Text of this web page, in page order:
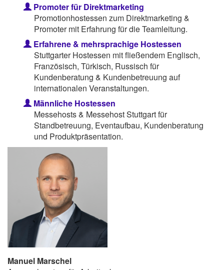
Promoter für Direktmarketing
Promotionhostessen zum Direktmarketing &
Promoter mit Erfahrung für die Teamleitung.
Erfahrene & mehrsprachige Hostessen
Stuttgarter Hostessen mit fließendem Englisch,
Französisch, Türkisch, Russisch für
Kundenberatung & Kundenbetreuung auf
internationalen Veranstaltungen.
Männliche Hostessen
Messehosts & Messehost Stuttgart für
Standbetreuung, Eventaufbau, Kundenberatung
und Produktpräsentation.
Manuel Marschel